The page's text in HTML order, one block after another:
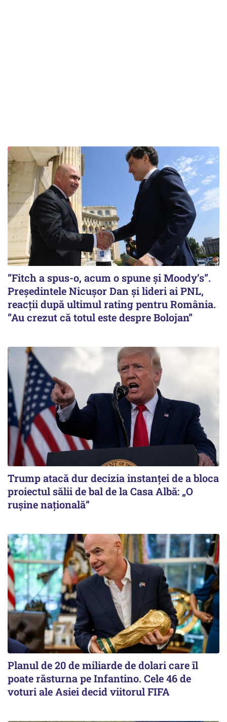
”Fitch a spus-o, acum o spune și Moody’s”.
Președintele Nicușor Dan și lideri ai PNL,
reacții după ultimul rating pentru România.
”Au crezut că totul este despre Bolojan”
Trump atacă dur decizia instanţei de a bloca
proiectul sălii de bal de la Casa Albă: „O
ruşine naţională”
Planul de 20 de miliarde de dolari care îl
poate răsturna pe Infantino. Cele 46 de
voturi ale Asiei decid viitorul FIFA